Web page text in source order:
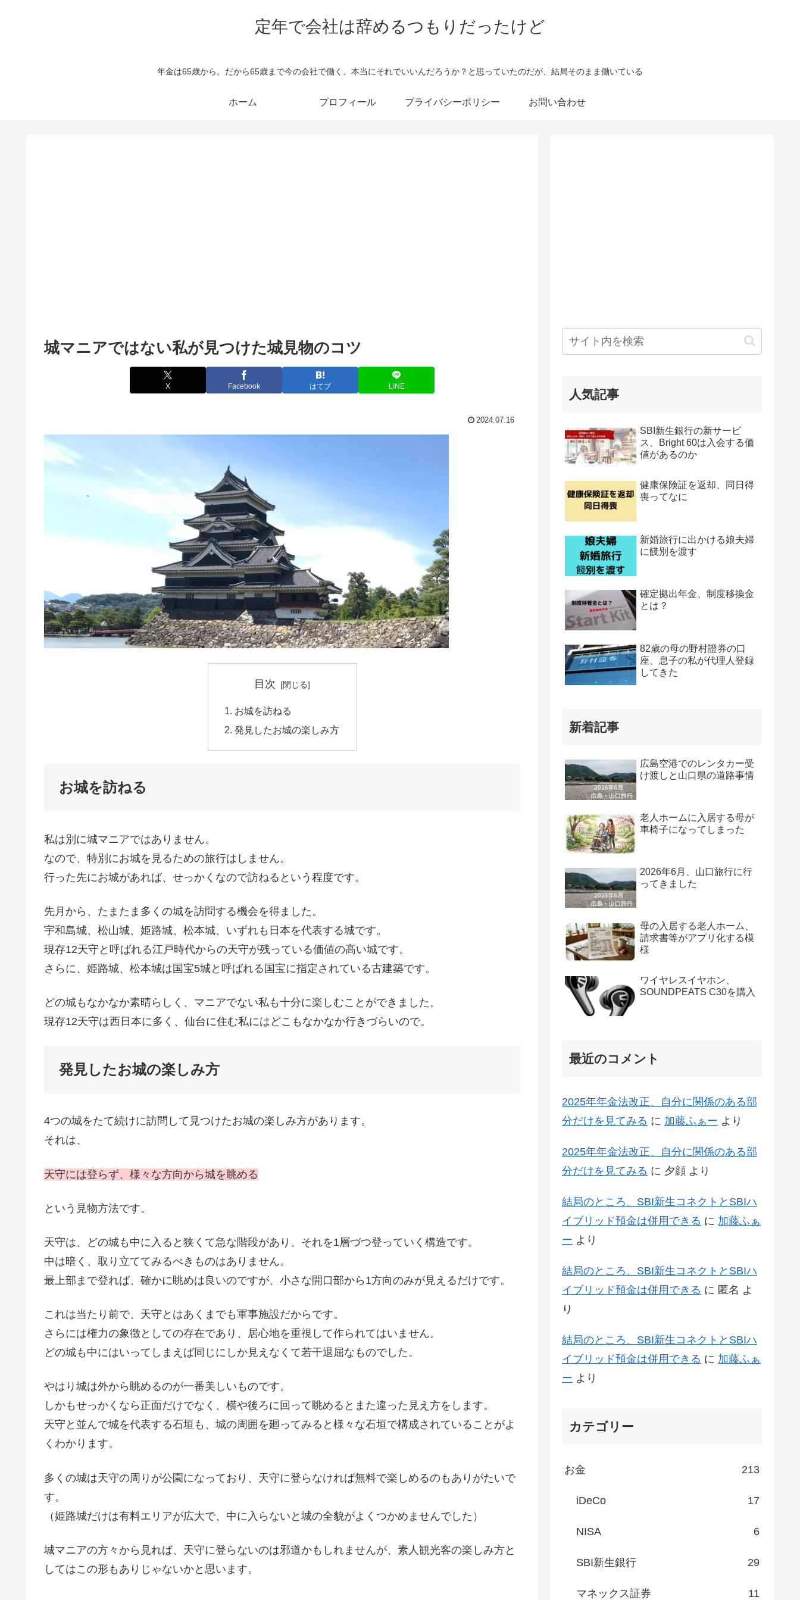
定年で会社は辞めるつもりだったけど
年金は65歳から。だから65歳まで今の会社で働く。本当にそれでいいんだろうか？と思っていたのだが、結局そのまま働いている
ホーム プロフィール プライバシーポリシー お問い合わせ
城マニアではない私が見つけた城見物のコツ
X Facebook はてブ LINE
2024.07.16
目次
お城を訪ねる
発見したお城の楽しみ方
お城を訪ねる
私は別に城マニアではありません。
なので、特別にお城を見るための旅行はしません。
行った先にお城があれば、せっかくなので訪ねるという程度です。
先月から、たまたま多くの城を訪問する機会を得ました。
宇和島城、松山城、姫路城、松本城、いずれも日本を代表する城です。
現存12天守と呼ばれる江戸時代からの天守が残っている価値の高い城です。
さらに、姫路城、松本城は国宝5城と呼ばれる国宝に指定されている古建築です。
どの城もなかなか素晴らしく、マニアでない私も十分に楽しむことができました。
現存12天守は西日本に多く、仙台に住む私にはどこもなかなか行きづらいので。
発見したお城の楽しみ方
4つの城をたて続けに訪問して見つけたお城の楽しみ方があります。
それは、
天守には登らず、様々な方向から城を眺める
という見物方法です。
天守は、どの城も中に入ると狭くて急な階段があり、それを1層づつ登っていく構造です。
中は暗く、取り立ててみるべきものはありません。
最上部まで登れば、確かに眺めは良いのですが、小さな開口部から1方向のみが見えるだけです。
これは当たり前で、天守とはあくまでも軍事施設だからです。
さらには権力の象徴としての存在であり、居心地を重視して作られてはいません。
どの城も中にはいってしまえば同じにしか見えなくて若干退屈なものでした。
やはり城は外から眺めるのが一番美しいものです。
しかもせっかくなら正面だけでなく、横や後ろに回って眺めるとまた違った見え方をします。
天守と並んで城を代表する石垣も、城の周囲を廻ってみると様々な石垣で構成されていることがよ
くわかります。
多くの城は天守の周りが公園になっており、天守に登らなければ無料で楽しめるのもありがたいで
す。
（姫路城だけは有料エリアが広大で、中に入らないと城の全貌がよくつかめませんでした）
城マニアの方々から見れば、天守に登らないのは邪道かもしれませんが、素人観光客の楽しみ方と
してはこの形もありじゃないかと思います。
人気記事
SBI新生銀行の新サービ
ス、Bright 60は入会する価
値があるのか
健康保険証を返却、同日得
喪ってなに
新婚旅行に出かける娘夫婦
に餞別を渡す
確定拠出年金、制度移換金
とは？
82歳の母の野村證券の口
座、息子の私が代理人登録
してきた
新着記事
広島空港でのレンタカー受
け渡しと山口県の道路事情
老人ホームに入居する母が
車椅子になってしまった
2026年6月、山口旅行に行
ってきました
母の入居する老人ホーム、
請求書等がアプリ化する模
様
ワイヤレスイヤホン、
SOUNDPEATS C30を購入
最近のコメント
2025年年金法改正、自分に関係のある部
分だけを見てみる に 加藤ふぁー より
2025年年金法改正、自分に関係のある部
分だけを見てみる に 夕顔 より
結局のところ、SBI新生コネクトとSBIハ
イブリッド預金は併用できる に 加藤ふぁ
ー より
結局のところ、SBI新生コネクトとSBIハ
イブリッド預金は併用できる に 匿名 よ
り
結局のところ、SBI新生コネクトとSBIハ
イブリッド預金は併用できる に 加藤ふぁ
ー より
カテゴリー
お金 213
iDeCo 17
NISA 6
SBI新生銀行 29
マネックス証券 11